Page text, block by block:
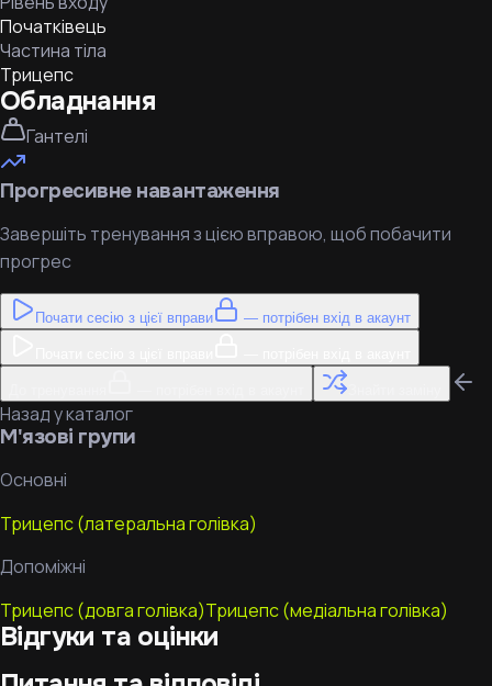
Початківець
Частина тіла
Трицепс
Обладнання
Гантелі
Прогресивне навантаження
Завершіть тренування з цією вправою, щоб побачити
прогрес
Почати сесію з цієї вправи — потрібен вхід в акаунт
Назад у каталог
М'язові групи
Основні
Трицепс (латеральна голівка)
Допоміжні
Трицепс (довга голівка)Трицепс (медіальна голівка)
Відгуки та оцінки